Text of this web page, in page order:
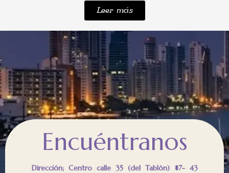
Leer más
Encuéntranos
Dirección; Centro calle 35 (del Tablón) #7- 43